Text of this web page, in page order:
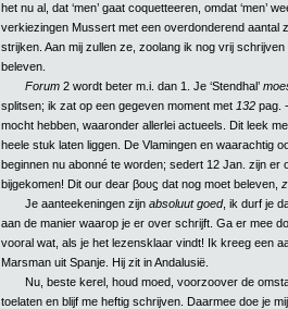
het nu al, dat ‘men’ gaat coquetteeren, omdat ‘men’
verkiezingen Mussert met een overdonderend aantal
strijken. Aan mij zullen ze, zoolang ik nog vrij
beleven.
Forum 2 wordt beter m.i. dan 1. Je ‘Stendhal’
splitsen; ik zat op een gegeven moment met 132pag. -
mocht hebben, waaronder allerlei actueels. Dit leek
heele stuk laten liggen. De Vlamingen en waarachtig
beginnen nu abonné te worden; sedert 12 Jan. zijn er
bijgekomen! Dit our dear βουϛ dat nog moet beleven,
Je aanteekeningen zijn absoluut goed, ik durf je
aan de manier waarop je er over schrijft. Ga er mee
vooral wat, als je het lezensklaar vindt! Ik kreeg een
Marsman uit Spanje. Hij zit in Andalusië.
Nu, beste kerel, houd moed, voorzoover de
toelaten en blijf me heftig schrijven. Daarmee doe je